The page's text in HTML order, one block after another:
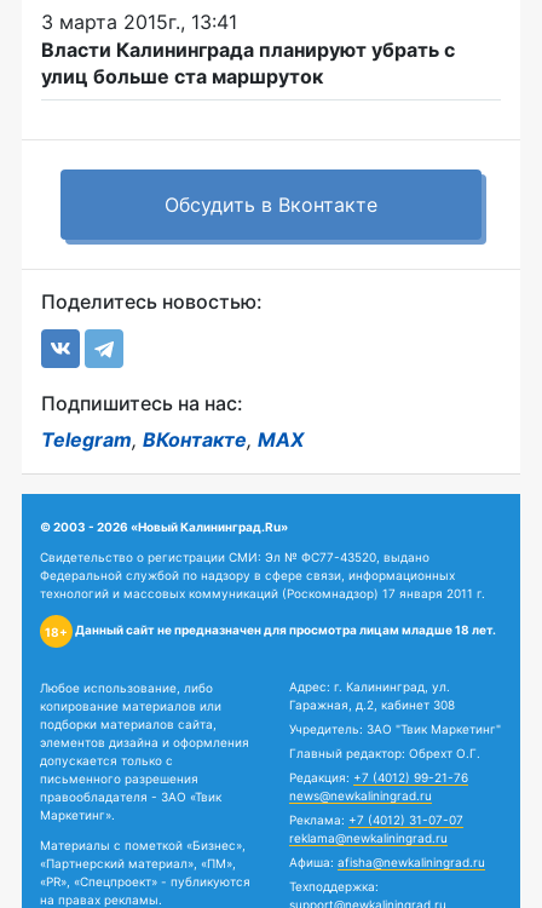
3 марта 2015г., 13:41
Власти Калининграда планируют убрать с
улиц больше ста маршруток
Обсудить в Вконтакте
Поделитесь новостью:
Подпишитесь на нас:
Telegram, ВКонтакте, MAX
© 2003 - 2026 «Новый Калининград.Ru»
Свидетельство о регистрации СМИ: Эл № ФС77-43520, выдано
Федеральной службой по надзору в сфере связи, информационных
технологий и массовых коммуникаций (Роскомнадзор) 17 января 2011 г.
18+ Данный сайт не предназначен для просмотра лицам младше 18 лет.
Любое использование, либо
копирование материалов или
подборки материалов сайта,
элементов дизайна и оформления
допускается только с
письменного разрешения
правообладателя - ЗАО «Твик
Маркетинг».
Материалы с пометкой «Бизнес»,
«Партнерский материал», «ПМ»,
«PR», «Спецпроект» - публикуются
на правах рекламы.
Адрес: г. Калининград, ул.
Гаражная, д.2, кабинет 308
Учредитель: ЗАО "Твик Маркетинг"
Главный редактор: Обрехт О.Г.
Редакция: +7 (4012) 99-21-76
news@newkaliningrad.ru
Реклама: +7 (4012) 31-07-07
reklama@newkaliningrad.ru
Афиша: afisha@newkaliningrad.ru
Техподдержка:
support@newkaliningrad.ru